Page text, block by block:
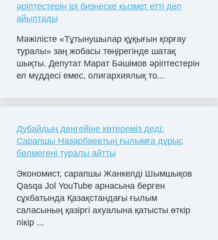
әріптестерін ірі бизнеске қызмет етті деп
айыптады
Мәжілісте «Тұтынушылар құқығын қорғау
туралы» заң жобасы төңірегінде шатақ
шықты. Депутат Марат Бәшімов әріптестерін
ел мүддесі емес, олигархиялық то...
Дубайдың деңгейіне көтереміз деді:
Сарапшы Назарбаевтың ғылымға дұрыс
бөлмегені туралы айтты
Экономист, сарапшы Жанкелді Шымшықов
Qasqa Jol YouTube арнасына берген
сұхбатында Қазақстандағы ғылым
саласының қазіргі ахуалына қатысты өткір
пікір ...